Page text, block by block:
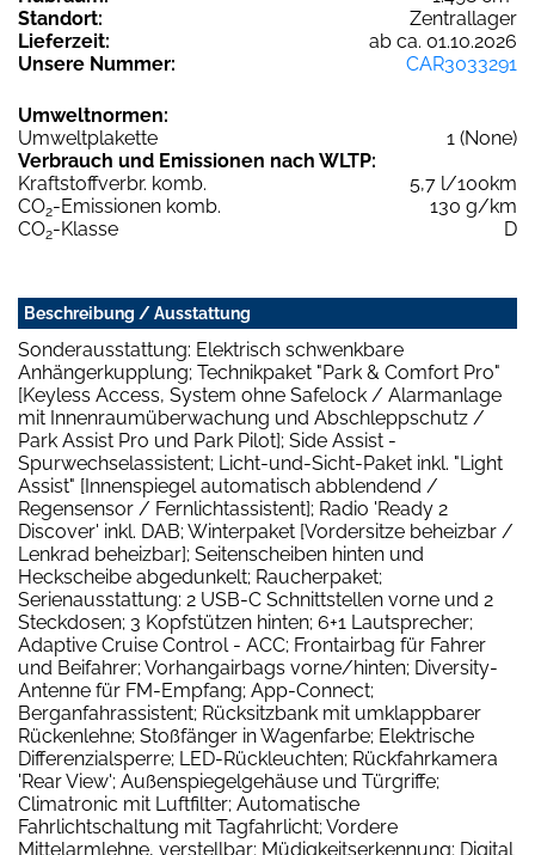
Standort:
Zentrallager
Lieferzeit:
ab ca. 01.10.2026
Unsere Nummer:
CAR3033291
Umweltnormen:
Umweltplakette
1 (None)
Verbrauch und Emissionen nach WLTP:
Kraftstoffverbr. komb.
5,7 l/100km
CO2-Emissionen komb.
130 g/km
CO2-Klasse D
Beschreibung / Ausstattung
Sonderausstattung: Elektrisch schwenkbare
Anhängerkupplung; Technikpaket "Park & Comfort Pro"
[Keyless Access, System ohne Safelock / Alarmanlage
mit Innenraumüberwachung und Abschleppschutz /
Park Assist Pro und Park Pilot]; Side Assist -
Spurwechselassistent; Licht-und-Sicht-Paket inkl. "Light
Assist" [Innenspiegel automatisch abblendend /
Regensensor / Fernlichtassistent]; Radio 'Ready 2
Discover' inkl. DAB; Winterpaket [Vordersitze beheizbar /
Lenkrad beheizbar]; Seitenscheiben hinten und
Heckscheibe abgedunkelt; Raucherpaket;
Serienausstattung: 2 USB-C Schnittstellen vorne und 2
Steckdosen; 3 Kopfstützen hinten; 6+1 Lautsprecher;
Adaptive Cruise Control - ACC; Frontairbag für Fahrer
und Beifahrer; Vorhangairbags vorne/hinten; Diversity-
Antenne für FM-Empfang; App-Connect;
Berganfahrassistent; Rücksitzbank mit umklappbarer
Rückenlehne; Stoßfänger in Wagenfarbe; Elektrische
Differenzialsperre; LED-Rückleuchten; Rückfahrkamera
'Rear View'; Außenspiegelgehäuse und Türgriffe;
Climatronic mit Luftfilter; Automatische
Fahrlichtschaltung mit Tagfahrlicht; Vordere
Mittelarmlehne, verstellbar; Müdigkeitserkennung; Digital